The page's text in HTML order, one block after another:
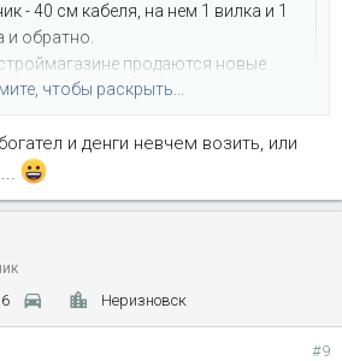
- 40 см кабеля, на нем 1 вилка и 1
и обратно.
продаются новые
- 5 баксов стоят. схема есть. не
чтобы раскрыть...
два! Я такого не видал нигде...Надо
прицеп прикупить.
чтобы раскрыть...
и денги невчем возить, или
6 Неризновск
#9